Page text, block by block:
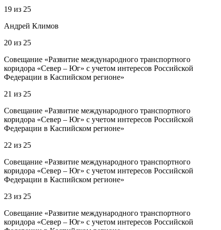
19 из 25
Андрей Климов
20 из 25
Совещание «Развитие международного транспортного
коридора «Север – Юг» с учетом интересов Российской
Федерации в Каспийском регионе»
21 из 25
Совещание «Развитие международного транспортного
коридора «Север – Юг» с учетом интересов Российской
Федерации в Каспийском регионе»
22 из 25
Совещание «Развитие международного транспортного
коридора «Север – Юг» с учетом интересов Российской
Федерации в Каспийском регионе»
23 из 25
Совещание «Развитие международного транспортного
коридора «Север – Юг» с учетом интересов Российской